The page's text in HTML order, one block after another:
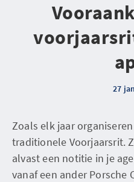
27
Zoals elk jaar
traditionele Voorjaarsrit.
alvast een notitie in je
vanaf een ander Porsche